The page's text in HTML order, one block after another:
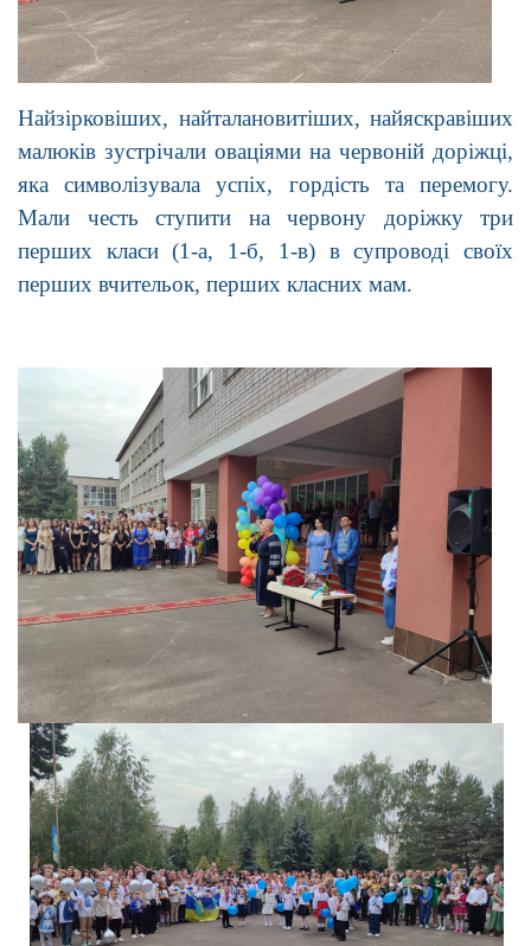
Найзірковіших, найталановитіших, найяскравіших
малюків зустрічали оваціями на червоній доріжці,
яка символізувала успіх, гордість та перемогу.
Мали честь ступити на червону доріжку три
перших класи (1-а, 1-б, 1-в) в супроводі своїх
перших вчительок, перших класних мам.